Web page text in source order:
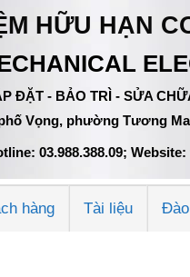
HỮU HẠN
ĐẶT - BẢO TRÌ - SỬA
Vọng, phường Tương
03.988.388.09;
hàng Tài liệu